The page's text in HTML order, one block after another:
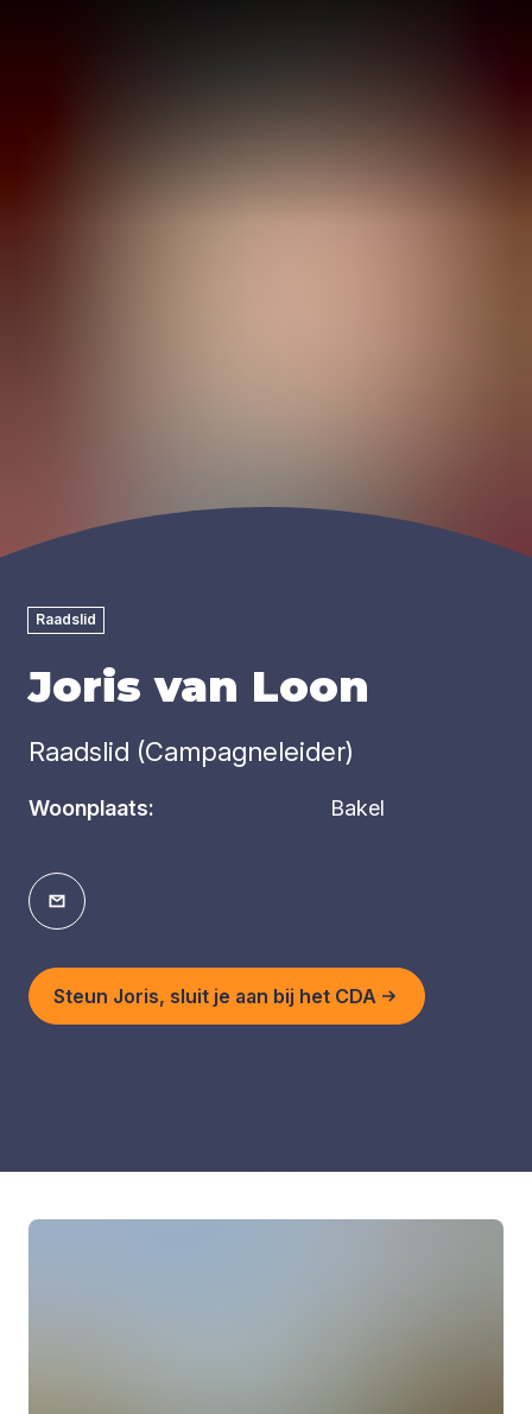
Raadslid
Joris van Loon
Raadslid (Campagneleider)
Woonplaats: Bakel
Steun Joris, sluit je aan bij het CDA